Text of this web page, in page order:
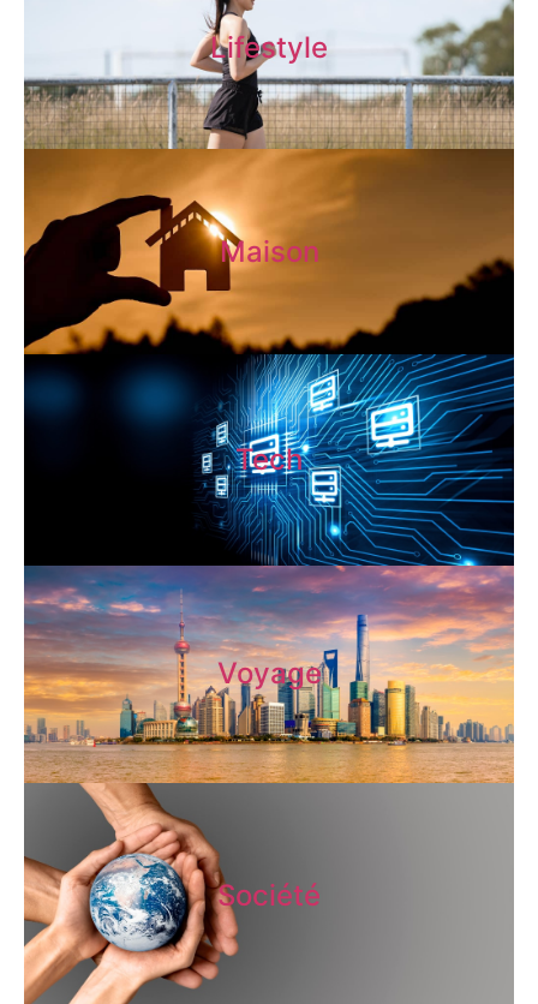
Lifestyle
Maison
Tech
Voyage
Société